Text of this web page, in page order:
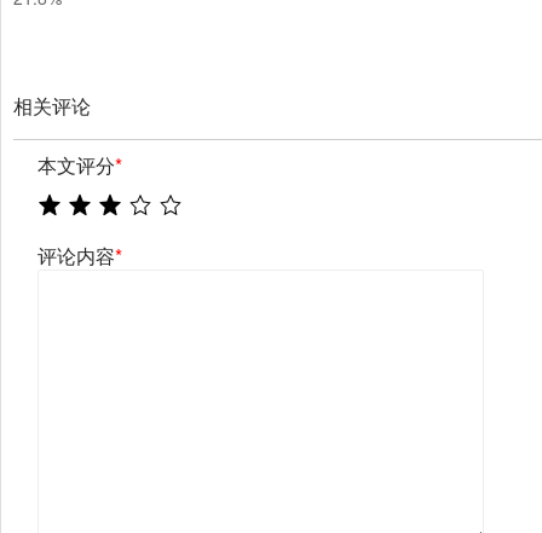
相关评论
本文评分*
评论内容*